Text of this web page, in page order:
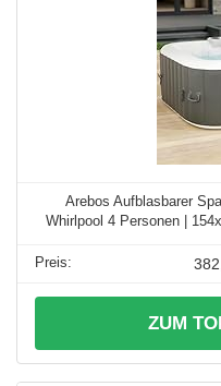
Arebos Aufblasbarer
Whirlpool 4 Personen |
ZUM